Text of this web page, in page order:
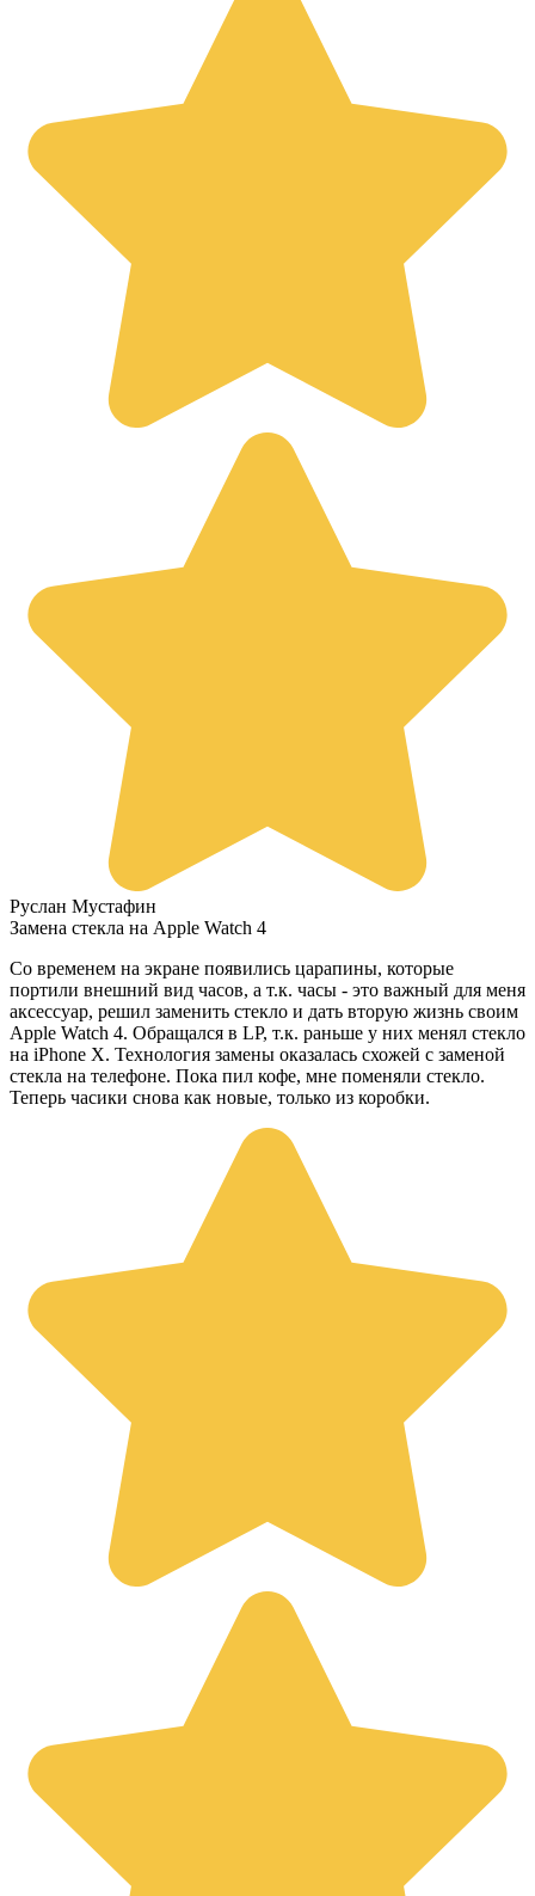
Руслан Мустафин
Замена стекла на Apple Watch 4
Со временем на экране появились царапины, которые
портили внешний вид часов, а т.к. часы - это важный для меня
аксессуар, решил заменить стекло и дать вторую жизнь своим
Apple Watch 4. Обращался в LP, т.к. раньше у них менял стекло
на iPhone X. Технология замены оказалась схожей с заменой
стекла на телефоне. Пока пил кофе, мне поменяли стекло.
Теперь часики снова как новые, только из коробки.